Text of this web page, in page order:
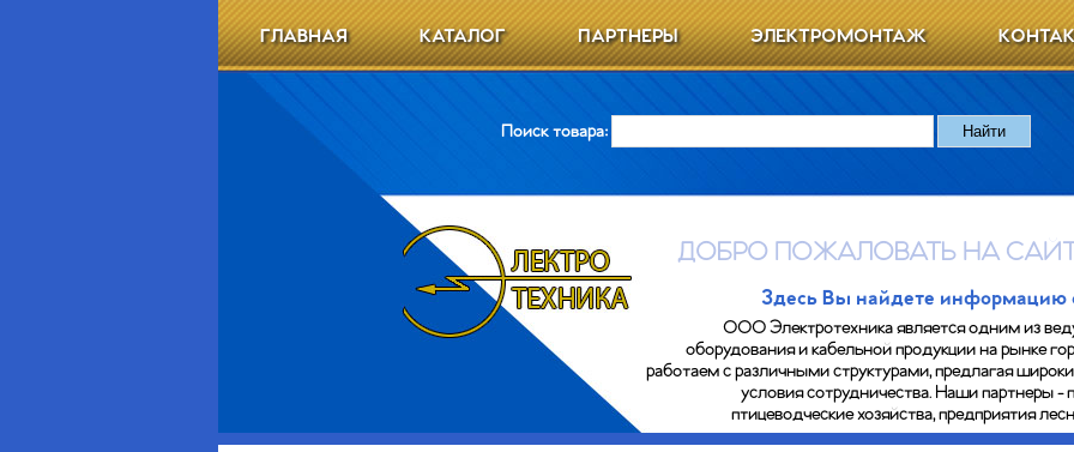
ГЛАВНАЯ КАТАЛОГ ПАРТНЕРЫ ЭЛЕКТРОМОНТАЖ
Поиск товара:
ДОБРО ПОЖАЛОВАТЬ НА
Здесь Вы найдете информацию
ООО Электротехника является одним из
оборудования и кабельной продукции на рынке
работаем с различными структурами, предлагая
условия сотрудничества. Наши партнеры -
птицеводческие хозяйства, предприятия